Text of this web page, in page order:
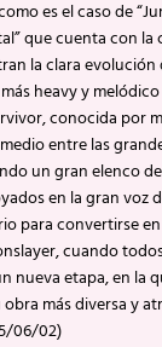
es el caso de
que cuenta con
la clara evolución
heavy y
conocida por
entre las
un gran elenco
en la gran voz
para convertirse
cuando
etapa, en la
más diversa y
06/02)